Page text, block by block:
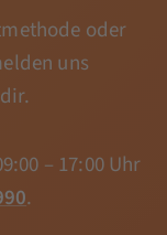
oder
uns
– 17:00 Uhr
.